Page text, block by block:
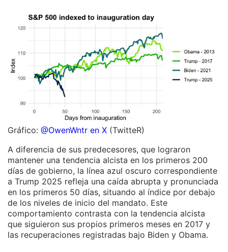
Gráfico: @OwenWntr en X (TwitteR)
A diferencia de sus predecesores, que lograron
mantener una tendencia alcista en los primeros 200
días de gobierno, la línea azul oscuro correspondiente
a Trump 2025 refleja una caída abrupta y pronunciada
en los primeros 50 días, situando al índice por debajo
de los niveles de inicio del mandato. Este
comportamiento contrasta con la tendencia alcista
que siguieron sus propios primeros meses en 2017 y
las recuperaciones registradas bajo Biden y Obama.